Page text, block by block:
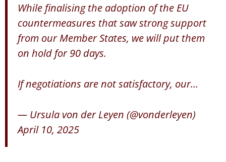
While finalising the adoption of the EU
countermeasures that saw strong support
from our Member States, we will put them
on hold for 90 days.
If negotiations are not satisfactory, our…
— Ursula von der Leyen (@vonderleyen)
April 10, 2025